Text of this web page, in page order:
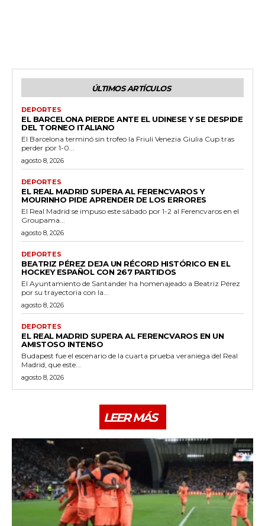
ÚLTIMOS ARTÍCULOS
DEPORTES
EL BARCELONA PIERDE ANTE EL UDINESE Y SE DESPIDE
DEL TORNEO ITALIANO
El Barcelona terminó sin trofeo la Friuli Venezia Giulia Cup tras
perder por 1-0...
agosto 8, 2026
DEPORTES
EL REAL MADRID SUPERA AL FERENCVAROS Y
MOURINHO PIDE APRENDER DE LOS ERRORES
El Real Madrid se impuso este sábado por 1-2 al Ferencvaros en el
Groupama...
agosto 8, 2026
DEPORTES
BEATRIZ PÉREZ DEJA UN RÉCORD HISTÓRICO EN EL
HOCKEY ESPAÑOL CON 267 PARTIDOS
El Ayuntamiento de Santander ha homenajeado a Beatriz Pérez
por su trayectoria con la...
agosto 8, 2026
DEPORTES
EL REAL MADRID SUPERA AL FERENCVAROS EN UN
AMISTOSO INTENSO
Budapest fue el escenario de la cuarta prueba veraniega del Real
Madrid, que este...
agosto 8, 2026
LEER MÁS